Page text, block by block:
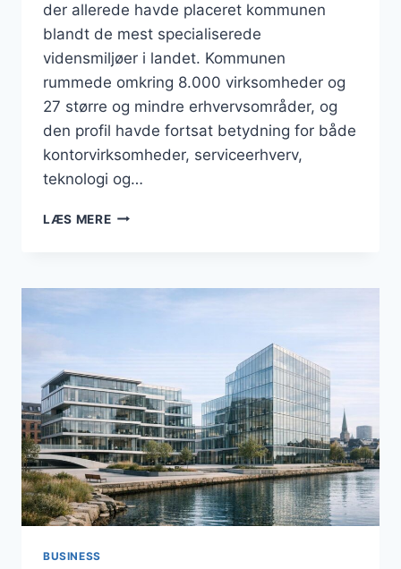
der allerede havde placeret kommunen
blandt de mest specialiserede
vidensmiljøer i landet. Kommunen
rummede omkring 8.000 virksomheder og
27 større og mindre erhvervsområder, og
den profil havde fortsat betydning for både
kontorvirksomheder, serviceerhverv,
teknologi og…
LÆS MEREBUSINESS
MÅNEDEN,
OG
INFRASTRUKTUR
BUSINESS